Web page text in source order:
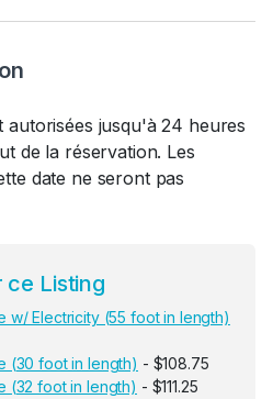
autorisées jusqu'à 24 heures
de la réservation. Les
date ne seront pas
ce Listing
w/ Electricity (55 foot in length)
(30 foot in length) - $108.75
(32 foot in length) - $111.25